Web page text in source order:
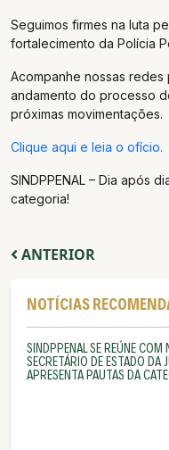
Seguimos firmes na luta
fortalecimento da Polícia
Acompanhe nossas redes
andamento do processo
próximas movimentações.
Clique aqui e leia o ofício.
SINDPPENAL – Dia após
categoria!
ANTERIOR
NOTÍCIAS
SINDPPENAL SE REÚNE COM
SECRETÁRIO DE ESTADO DA
APRESENTA PAUTAS DA